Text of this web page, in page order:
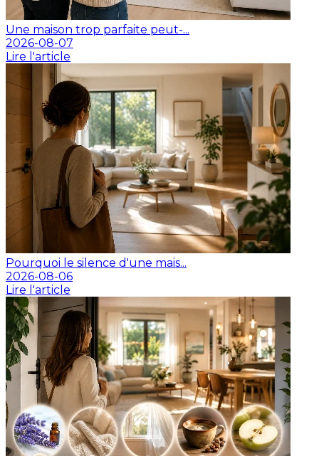
Une maison trop parfaite peut-...
2026-08-07
Lire l'article
Pourquoi le silence d'une mais...
2026-08-06
Lire l'article